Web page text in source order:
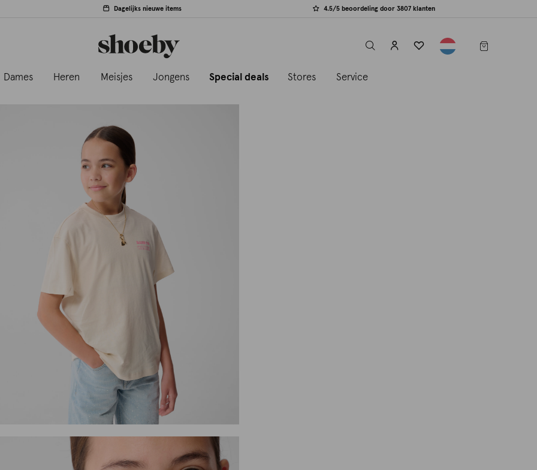
Dagelijks nieuwe items 4.5/5 beoordeling door 3807 klanten
label.header.toggle
Dames Heren Meisjes Jongens Special deals Stores Service